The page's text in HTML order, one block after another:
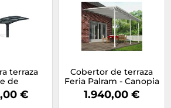
terraza
de
Arizona
5,77 m
€
Cobertor de terraza
Feria Palram - Canopia
4 x 4,25 m blanco
1.940,00 €